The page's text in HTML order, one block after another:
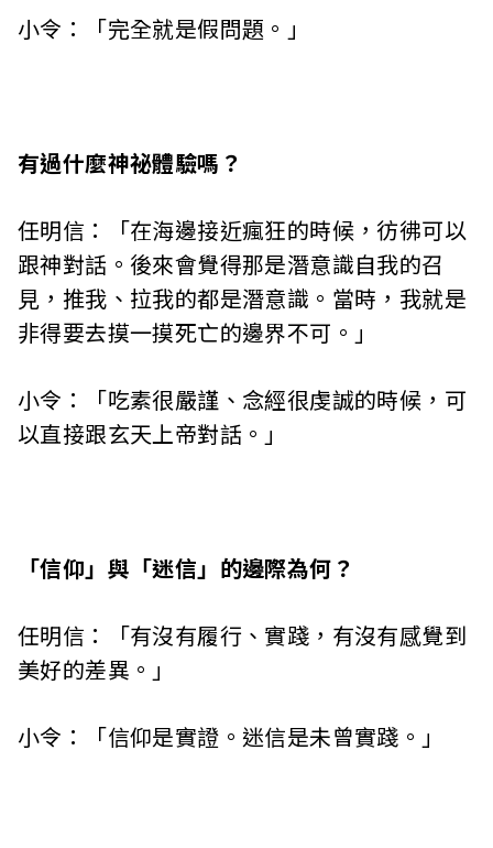
小令：「完全就是假問題。」
有過什麼神祕體驗嗎？
任明信：「在海邊接近瘋狂的時候，彷彿可以
跟神對話。後來會覺得那是潛意識自我的召
見，推我、拉我的都是潛意識。當時，我就是
非得要去摸一摸死亡的邊界不可。」
小令：「吃素很嚴謹、念經很虔誠的時候，可
以直接跟玄天上帝對話。」
「信仰」與「迷信」的邊際為何？
任明信：「有沒有履行、實踐，有沒有感覺到
美好的差異。」
小令：「信仰是實證。迷信是未曾實踐。」